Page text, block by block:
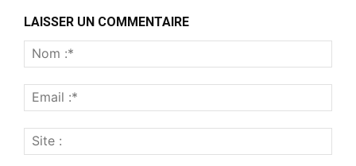
LAISSER UN COMMENTAIRE
:*
:*
: